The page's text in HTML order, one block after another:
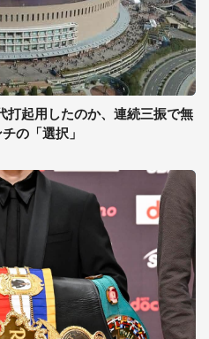
打起用したのか、連続三振で無
の「選択」